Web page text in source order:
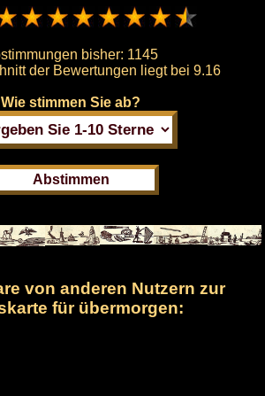
bisher: 1145
der Bewertungen liegt bei 9.16
Wie stimmen Sie ab?
von anderen Nutzern zur
für übermorgen: